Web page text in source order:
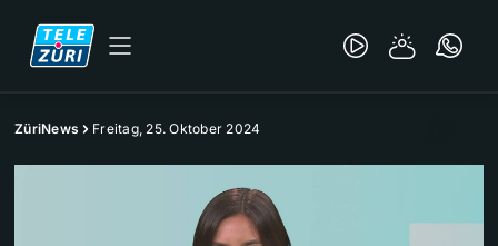
ZüriNews Freitag, 25. Oktober 2024